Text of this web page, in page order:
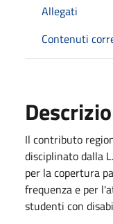
Allegati
Contenuti
Il contributo
disciplinato dalla
per la copertura
frequenza e per
studenti con